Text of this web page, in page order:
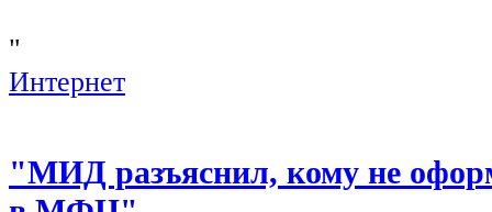
"
Интернет
"МИД разъяснил, кому не